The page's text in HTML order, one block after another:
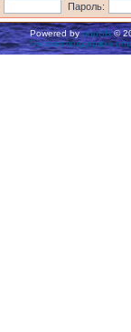
Пароль:
Powered byphpBB©
Русская поддержка